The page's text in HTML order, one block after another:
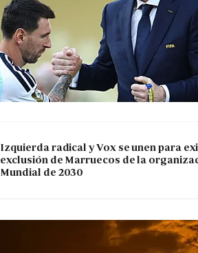
Izquierda radical y Vox se unen para
exclusión de Marruecos de la
Mundial de 2030